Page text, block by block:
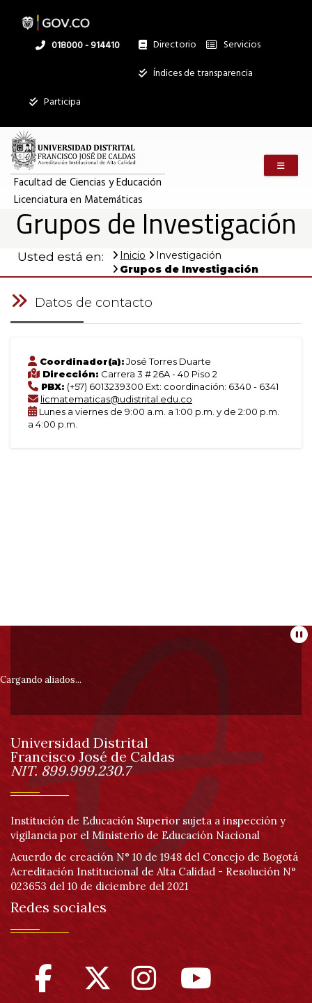
contenido
Linea
018000 - 914410 Directorio
Institucional
Servicios
Índices de transparencia
Participa
Facultad de Ciencias y Educación
Licenciatura en Matemáticas
Grupos de Investigación
Usted está en: Inicio
Investigación
Grupos de Investigación
Datos de contacto
Coordinador(a):José Torres Duarte
Dirección: Carrera 3 # 26A - 40 Piso 2
PBX: (+57) 6013239300 Ext: coordinación: 6340 - 6341
licmatematicas@udistrital.edu.co
Lunes a viernes de 9:00 a.m. a 1:00 p.m. y de 2:00 p.m.
a 4:00 p.m.
Información
pie
de
página
Cargando aliados...
Información
Universidad Distrital
Francisco José de Caldas
NIT. 899.999.230.7
Institución de Educación Superior sujeta a inspección y
vigilancia por el Ministerio de Educación Nacional
Acuerdo de creación N° 10 de 1948 del Concejo de Bogotá
Acreditación Institucional de Alta Calidad - Resolución N°
023653 del 10 de diciembre del 2021
Redes sociales